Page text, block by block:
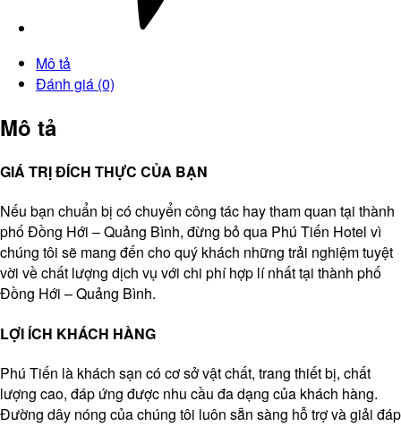
Mô tả
Đánh giá (0)
Mô tả
GIÁ TRỊ ĐÍCH THỰC CỦA BẠN
Nếu bạn chuẩn bị có chuyển công tác hay tham quan tại thành
phố Đồng Hới – Quảng Bình, đừng bỏ qua Phú Tiến Hotel vì
chúng tôi sẽ mang đến cho quý khách những trải nghiệm tuyệt
vời về chất lượng dịch vụ với chi phí hợp lí nhất tại thành phố
Đồng Hới – Quảng Bình.
LỢI ÍCH KHÁCH HÀNG
Phú Tiến là khách sạn có cơ sở vật chất, trang thiết bị, chất
lượng cao, đáp ứng được nhu cầu đa dạng của khách hàng.
Đường dây nóng của chúng tôi luôn sẵn sàng hỗ trợ và giải đáp